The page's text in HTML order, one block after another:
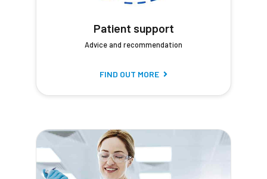
Patient support
Advice and recommendation
FIND OUT MORE